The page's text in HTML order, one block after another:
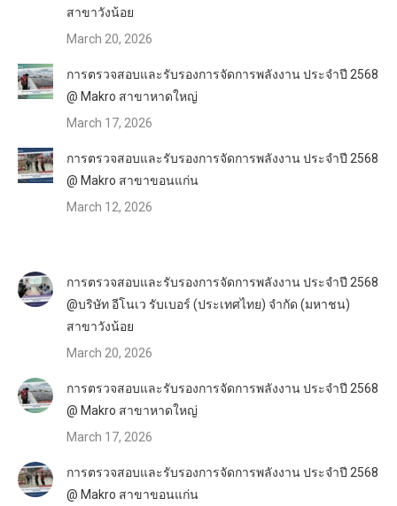
สาขาวังน้อย
March 20, 2026
การตรวจสอบและรับรองการจัดการพลังงาน ประจำปี 2568
@ Makro สาขาหาดใหญ่
March 17, 2026
การตรวจสอบและรับรองการจัดการพลังงาน ประจำปี 2568
@ Makro สาขาขอนแก่น
March 12, 2026
การตรวจสอบและรับรองการจัดการพลังงาน ประจำปี 2568
@บริษัท อีโนเว รับเบอร์ (ประเทศไทย) จำกัด (มหาชน)
สาขาวังน้อย
March 20, 2026
การตรวจสอบและรับรองการจัดการพลังงาน ประจำปี 2568
@ Makro สาขาหาดใหญ่
March 17, 2026
การตรวจสอบและรับรองการจัดการพลังงาน ประจำปี 2568
@ Makro สาขาขอนแก่น